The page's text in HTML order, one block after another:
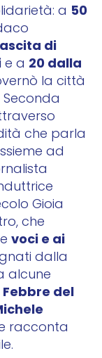
a 50
di
e a 20 dalla
la città
che parla
ad
Gioia
che
voci e ai
dalla
alcune
Febbre del
racconta